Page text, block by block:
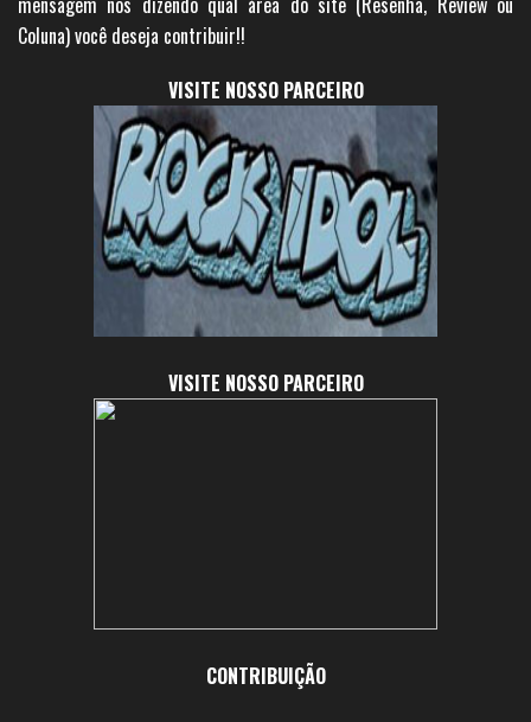
Coluna) você deseja contribuir!!
VISITE NOSSO PARCEIRO
VISITE NOSSO PARCEIRO
CONTRIBUIÇÃO